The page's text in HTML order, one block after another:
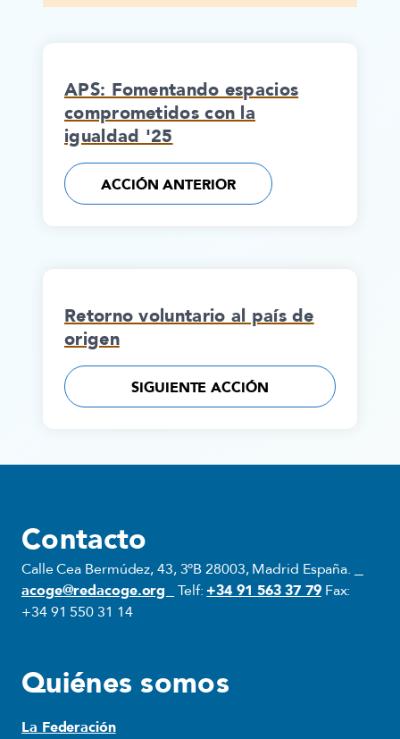
APS: Fomentando espacios
comprometidos con la
igualdad '25
ACCIÓN ANTERIOR
Retorno voluntario al país de
origen
SIGUIENTE ACCIÓN
Contacto
Calle Cea Bermúdez, 43, 3ºB 28003, Madrid España.
acoge@redacoge.org
Telf: +34 91 563 37 79Fax:
+34 91 550 31 14
Quiénes somos
La Federación